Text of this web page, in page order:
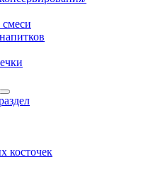
косточек